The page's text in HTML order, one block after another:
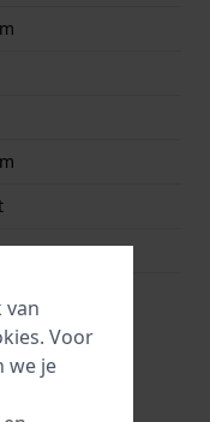
van
. Voor
we je